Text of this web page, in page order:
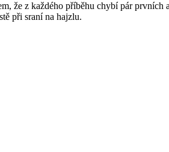
že z každého příběhu chybí pár prvních
při sraní na hajzlu.